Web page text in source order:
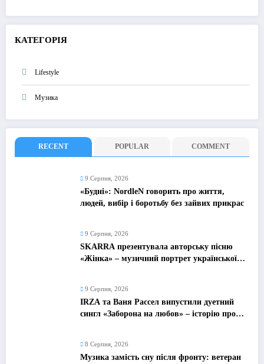
КАТЕГОРІЯ
Lifestyle
Музика
RECENT POPULAR COMMENT
9 Серпня, 2026
«Будні»: NordleN говорить про життя,
людей, вибір і боротьбу без зайвих прикрас
9 Серпня, 2026
SKARRA презентувала авторську пісню
«Жінка» – музичний портрет української
9 Серпня, 2026
IRZA та Ваня Рассел випустили дуетний
сингл «Заборона на любов» – історію про
8 Серпня, 2026
Музика замість сну після фронту: ветеран